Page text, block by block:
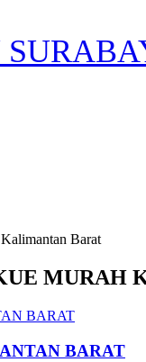
Barat
MURAH
BARAT